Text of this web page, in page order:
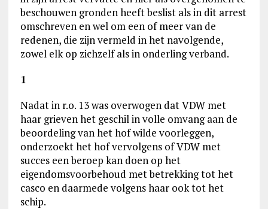
beschouwen gronden heeft beslist als in dit arrest
omschreven en wel om een of meer van de
redenen, die zijn vermeld in het navolgende,
zowel elk op zichzelf als in onderling verband.
1
Nadat in r.o. 13 was overwogen dat VDW met
haar grieven het geschil in volle omvang aan de
beoordeling van het hof wilde voorleggen,
onderzoekt het hof vervolgens of VDW met
succes een beroep kan doen op het
eigendomsvoorbehoud met betrekking tot het
casco en daarmede volgens haar ook tot het
schip.